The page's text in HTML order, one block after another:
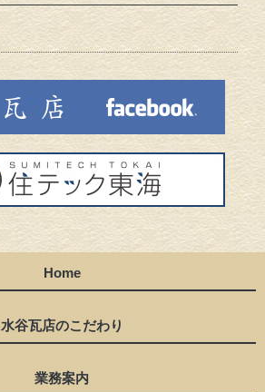
Home
水谷瓦店のこだわり
業務案内